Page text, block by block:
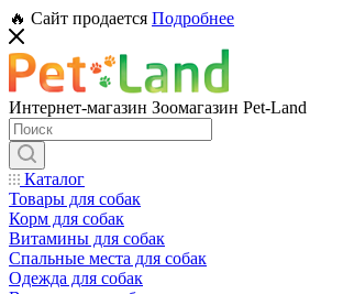
🔥 Сайт продается Подробнее
Интернет-магазин Зоомагазин Pet-Land
Каталог
Товары для собак
Корм для собак
Витамины для собак
Спальные места для собак
Одежда для собак